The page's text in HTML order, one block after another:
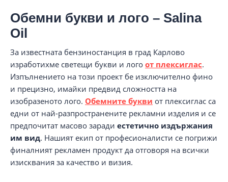
Обемни букви и лого – Salina
Oil
За известната бензиностанция в град Карлово
изработихме светещи букви и лого от плексиглас.
Изпълнението на този проект бе изключително фино
и прецизно, имайки предвид сложността на
изобразеното лого. Обемните букви от плексиглас са
едни от най-разпространените рекламни изделия и се
предпочитат масово заради естетично издържания
им вид. Нашият екип от професионалисти се погрижи
финалният рекламен продукт да отговоря на всички
изисквания за качество и визия.